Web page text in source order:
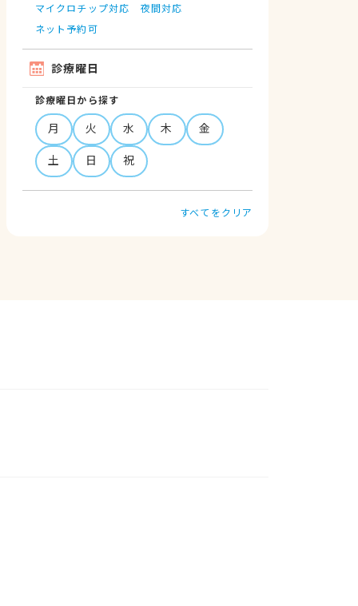
マイクロチップ対応
夜間対応
ネット予約可
診療曜日
診療曜日から探す
月 火 水 木
金
土
日 祝
すべてをクリア